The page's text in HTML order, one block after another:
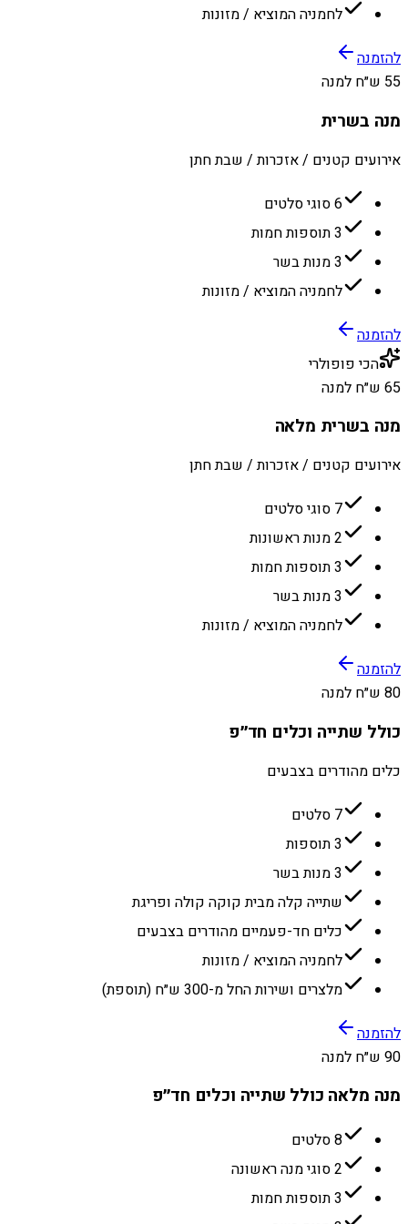
לחמניה המוציא / מזונות
להזמנה
55 ש״ח למנה
מנה בשרית
אירועים קטנים / אזכרות / שבת חתן
6 סוגי סלטים
3 תוספות חמות
3 מנות בשר
לחמניה המוציא / מזונות
להזמנה
הכי פופולרי
65 ש״ח למנה
מנה בשרית מלאה
אירועים קטנים / אזכרות / שבת חתן
7 סוגי סלטים
2 מנות ראשונות
3 תוספות חמות
3 מנות בשר
לחמניה המוציא / מזונות
להזמנה
80 ש״ח למנה
כולל שתייה וכלים חד״פ
כלים מהודרים בצבעים
7 סלטים
3 תוספות
3 מנות בשר
שתייה קלה מבית קוקה קולה ופריגת
כלים חד-פעמיים מהודרים בצבעים
לחמניה המוציא / מזונות
מלצרים ושירות החל מ-300 ש״ח (תוספת)
להזמנה
90 ש״ח למנה
מנה מלאה כולל שתייה וכלים חד״פ
8 סלטים
2 סוגי מנה ראשונה
3 תוספות חמות